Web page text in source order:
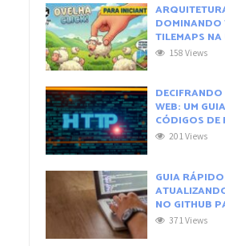
DOMINANDO
TILEMAPS
158 Views
WEB: UM
CÓDIGOS DE
201 Views
GUIA
NO GITHUB
371 Views